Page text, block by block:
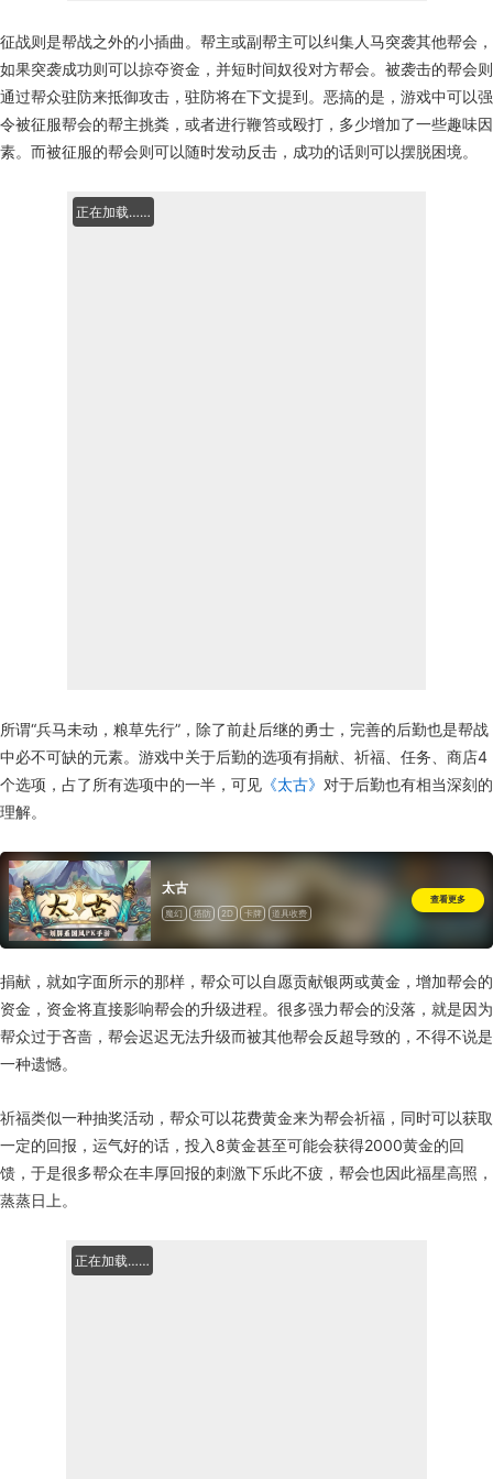
征战则是帮战之外的小插曲。帮主或副帮主可以纠集人马突袭其他帮会，
如果突袭成功则可以掠夺资金，并短时间奴役对方帮会。被袭击的帮会则
通过帮众驻防来抵御攻击，驻防将在下文提到。恶搞的是，游戏中可以强
令被征服帮会的帮主挑粪，或者进行鞭笞或殴打，多少增加了一些趣味因
素。而被征服的帮会则可以随时发动反击，成功的话则可以摆脱困境。
正在加载……
所谓“兵马未动，粮草先行”，除了前赴后继的勇士，完善的后勤也是帮战
中必不可缺的元素。游戏中关于后勤的选项有捐献、祈福、任务、商店4
个选项，占了所有选项中的一半，可见 《太古》 对于后勤也有相当深刻的
理解。
太古
魔幻 塔防 2D 卡牌 道具收费
查看更多
捐献，就如字面所示的那样，帮众可以自愿贡献银两或黄金，增加帮会的
资金，资金将直接影响帮会的升级进程。很多强力帮会的没落，就是因为
帮众过于吝啬，帮会迟迟无法升级而被其他帮会反超导致的，不得不说是
一种遗憾。
祈福类似一种抽奖活动，帮众可以花费黄金来为帮会祈福，同时可以获取
一定的回报，运气好的话，投入8黄金甚至可能会获得2000黄金的回
馈，于是很多帮众在丰厚回报的刺激下乐此不疲，帮会也因此福星高照，
蒸蒸日上。
正在加载……